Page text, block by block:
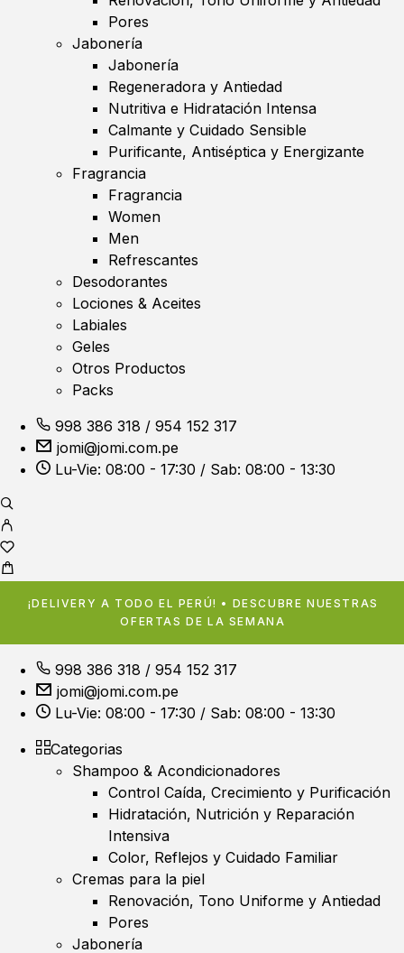
Pores
Jabonería
Jabonería
Regeneradora y Antiedad
Nutritiva e Hidratación Intensa
Calmante y Cuidado Sensible
Purificante, Antiséptica y Energizante
Fragrancia
Fragrancia
Women
Men
Refrescantes
Desodorantes
Lociones & Aceites
Labiales
Geles
Otros Productos
Packs
998 386 318 / 954 152 317
jomi@jomi.com.pe
Lu-Vie: 08:00 - 17:30 / Sab: 08:00 - 13:30
¡DELIVERY A TODO EL PERÚ! • DESCUBRE NUESTRAS
OFERTAS DE LA SEMANA
998 386 318 / 954 152 317
jomi@jomi.com.pe
Lu-Vie: 08:00 - 17:30 / Sab: 08:00 - 13:30
Categorias
Shampoo & Acondicionadores
Control Caída, Crecimiento y Purificación
Hidratación, Nutrición y Reparación
Intensiva
Color, Reflejos y Cuidado Familiar
Cremas para la piel
Renovación, Tono Uniforme y Antiedad
Pores
Jabonería